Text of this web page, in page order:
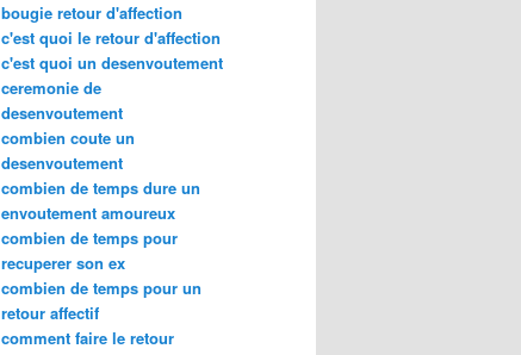
bougie retour d'affection
c'est quoi le retour d'affection
c'est quoi un desenvoutement
ceremonie de
desenvoutement
combien coute un
desenvoutement
combien de temps dure un
envoutement amoureux
combien de temps pour
recuperer son ex
combien de temps pour un
retour affectif
comment faire le retour